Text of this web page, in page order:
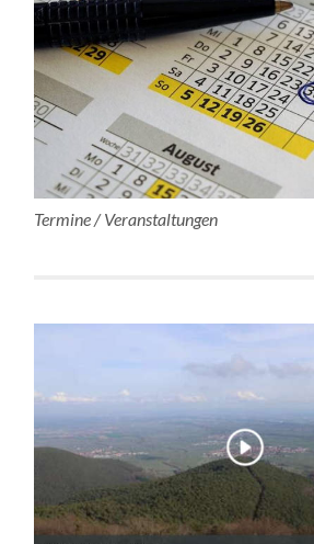
Termine / Veranstaltungen